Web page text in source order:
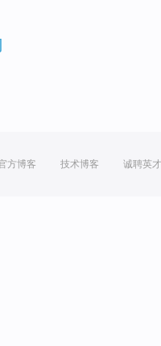
方博客 技术博客 诚聘英才